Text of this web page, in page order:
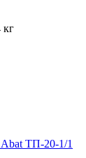
кг